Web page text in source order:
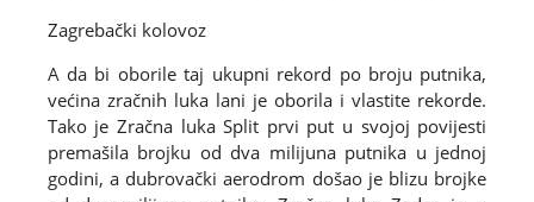
Zagrebački kolovoz
A da bi oborile taj ukupni rekord po broju putnika,
većina zračnih luka lani je oborila i vlastite rekorde.
Tako je Zračna luka Split prvi put u svojoj povijesti
premašila brojku od dva milijuna putnika u jednoj
godini, a dubrovački aerodrom došao je blizu brojke